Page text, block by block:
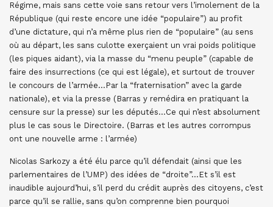
Régime, mais sans cette voie sans retour vers l’imolement de la
République (qui reste encore une idée “populaire”) au profit
d’une dictature, qui n’a même plus rien de “populaire” (au sens
où au départ, les sans culotte exerçaient un vrai poids politique
(les piques aidant), via la masse du “menu peuple” (capable de
faire des insurrections (ce qui est légale), et surtout de trouver
le concours de l’armée…Par la “fraternisation” avec la garde
nationale), et via la presse (Barras y remédira en pratiquant la
censure sur la presse) sur les députés…Ce qui n’est absolument
plus le cas sous le Directoire. (Barras et les autres corrompus
ont une nouvelle arme : l’armée)
Nicolas Sarkozy a été élu parce qu’il défendait (ainsi que les
parlementaires de l’UMP) des idées de “droite”…Et s’il est
inaudible aujourd’hui, s’il perd du crédit auprès des citoyens, c’est
parce qu’il se rallie, sans qu’on comprenne bien pourquoi